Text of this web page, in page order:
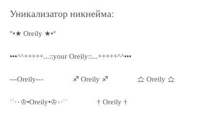
Уникализатор никнейма:
°•★ Oreily ★•°
•••^^+++++...::your Oreily::...+++++^^•••
---Oreily--- ♐ Oreily ♐ 쇼 Oreily 쇼
˙˙·٠♔•Oreily•♔٠·˙˙ † Oreily †